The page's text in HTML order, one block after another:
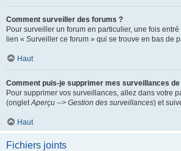
Comment surveiller des forums ?
Pour surveiller un forum en particulier, une fois
lien « Surveiller ce forum » qui se trouve en bas de
Haut
Comment puis-je supprimer mes surveillances
Pour supprimer vos surveillances, allez dans votre
(ongletAperçu --> Gestion des surveillances) et
Haut
Fichiers joints